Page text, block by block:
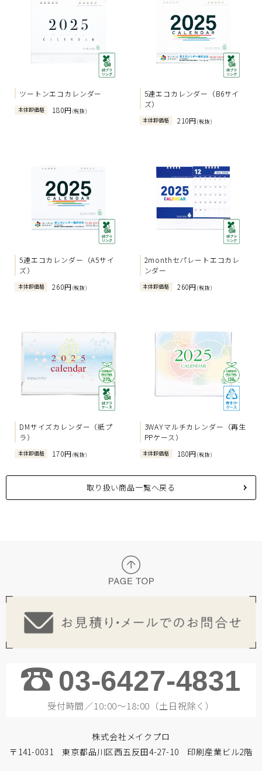
ツートンエコカレンダー
本体卸価格 180円(税抜)
5連エコカレンダー（B6サイ
ズ）
本体卸価格 210円(税抜)
5連エコカレンダー（A5サイ
ズ）
本体卸価格 260円(税抜)
2monthセパレートエコカレ
ンダー
本体卸価格 260円(税抜)
DMサイズカレンダー（紙プ
ラ）
本体卸価格 170円(税抜)
3WAYマルチカレンダー（再生
PPケース）
本体卸価格 180円(税抜)
取り扱い商品一覧へ戻る
03-6427-4831
受付時間／10:00～18:00（土日祝除く）
株式会社メイクプロ
〒141-0031 東京都品川区西五反田4-27-10 印刷産業ビル2階